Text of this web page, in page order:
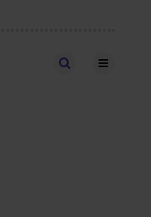
Stellen finden